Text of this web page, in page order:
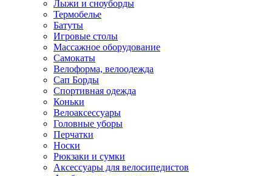
Лыжи и сноуборды
Термобелье
Батуты
Игровые столы
Массажное оборудование
Самокаты
Велоформа, велоодежда
Сап Борды
Спортивная одежда
Коньки
Велоаксессуары
Головные уборы
Перчатки
Носки
Рюкзаки и сумки
Аксессуары для велосипедистов